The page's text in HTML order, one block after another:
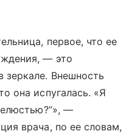
первое, что ее
— это
зеркале. Внешность
она испугалась. «Я
—
врача, по ее словам,